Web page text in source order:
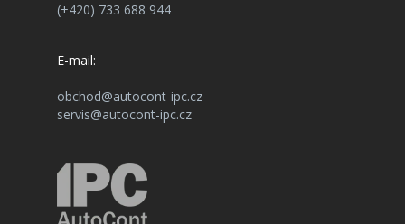
(+420) 733 688 944
E-mail:
obchod@autocont-ipc.cz
servis@autocont-ipc.cz